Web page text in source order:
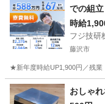
での組
時給
フジ技研
藤沢市
★新年度時給UP1,900円／残
神奈川 藤沢市 その他
おしゃ